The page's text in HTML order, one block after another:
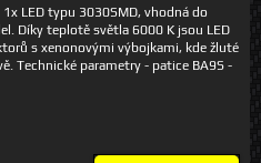
LED typu 3030SMD, vhodná do
Díky teplotě světla 6000 K jsou LED
s xenonovými výbojkami, kde žluté
Technické parametry - patice BA9S -
2 ks (pár)